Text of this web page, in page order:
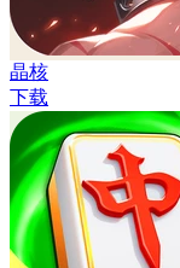
晶核
下载